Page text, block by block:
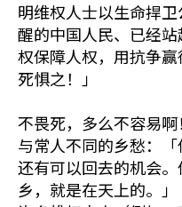
明维权人士以生命捍
醒的中国人民、已经
权保障人权，用抗争
死惧之！」
不畏死，多么不容易
与常人不同的乡愁：「
还有可以回去的机会
乡，就是在天上的。」